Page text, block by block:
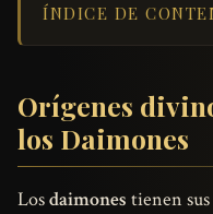
ÍNDICE DE
Orígenes
los Daimones
Losdaimones tienen